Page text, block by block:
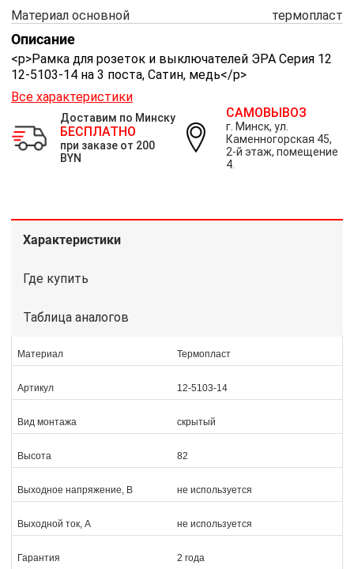
Материал основной термопласт
Описание
<p>Рамка для розеток и выключателей ЭРА Серия 12
12-5103-14 на 3 поста, Сатин, медь</p>
Все характеристики
Доставим по Минску
БЕСПЛАТНО
при заказе от 200
BYN
САМОВЫВОЗ
г. Минск, ул.
Каменногорская 45,
2-й этаж, помещение
4.
Характеристики
Где купить
Таблица аналогов
Материал Термопласт
Артикул 12-5103-14
Вид монтажа скрытый
Высота 82
Выходное напряжение, В не используется
Выходной ток, А не используется
Гарантия 2 года